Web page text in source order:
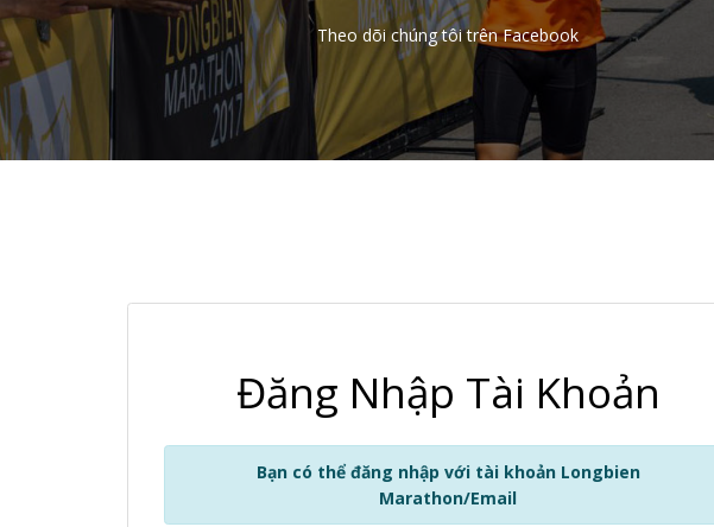
Theo dõi chúng tôi trên Facebook
Đăng Nhập Tài Khoản
Bạn có thể đăng nhập với tài khoản Longbien
Marathon/Email